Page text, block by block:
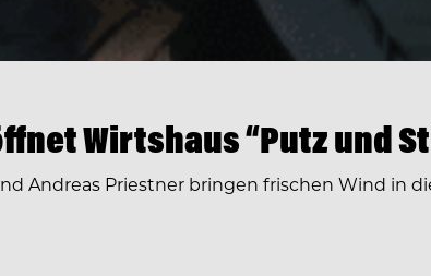
Wirtshaus “Putz und
Andreas Priestner bringen frischen Wind in